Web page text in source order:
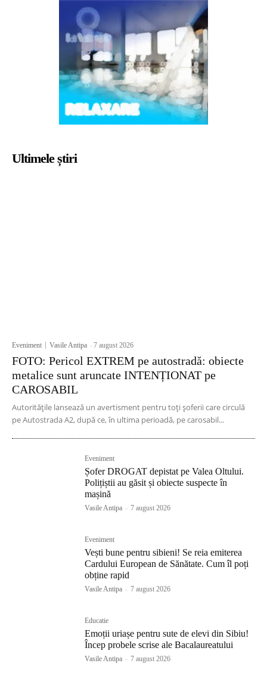
Ultimele știri
Eveniment Vasile Antipa -7 august 2026
FOTO: Pericol EXTREM pe autostradă: obiecte
metalice sunt aruncate INTENȚIONAT pe
CAROSABIL
Autoritățile lansează un avertisment pentru toți șoferii care circulă
pe Autostrada A2, după ce, în ultima perioadă, pe carosabil...
Eveniment
Șofer DROGAT depistat pe Valea Oltului.
Polițiștii au găsit și obiecte suspecte în
mașină
Vasile Antipa - 7 august 2026
Eveniment
Vești bune pentru sibieni! Se reia emiterea
Cardului European de Sănătate. Cum îl poți
obține rapid
Vasile Antipa - 7 august 2026
Educatie
Emoții uriașe pentru sute de elevi din Sibiu!
Încep probele scrise ale Bacalaureatului
Vasile Antipa - 7 august 2026